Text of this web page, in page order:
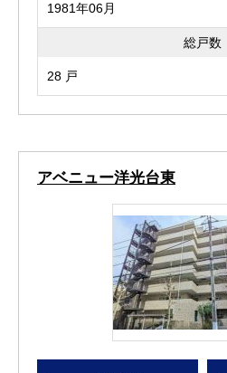
1981年06月
総戸数
28 戸
アベニュー洋光台東